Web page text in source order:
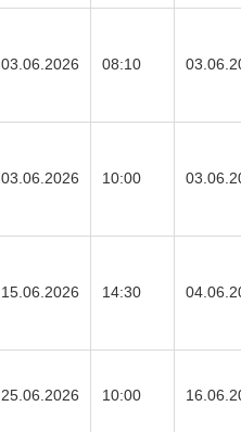
03.06.2026 08:10
03.06.2026 10:00
15.06.2026 14:30
25.06.2026 10:00